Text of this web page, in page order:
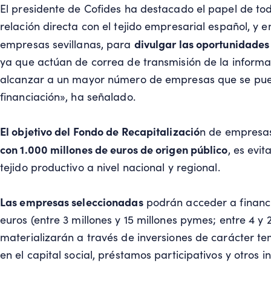
El presidente de Cofides ha destacado el papel de
relación directa con el tejido empresarial español, y
empresas sevillanas, para divulgar las
ya que actúan de correa de transmisión de la
alcanzar a un mayor número de empresas que se
financiación», ha señalado.
El objetivo del Fondo de Recapitalización de
con 1.000 millones de euros de origen público, es
tejido productivo a nivel nacional y regional.
Las empresas seleccionadaspodrán acceder a
euros (entre 3 millones y 15 millones pymes; entre 4 y
materializarán a través de inversiones de carácter
en el capital social, préstamos participativos y otros